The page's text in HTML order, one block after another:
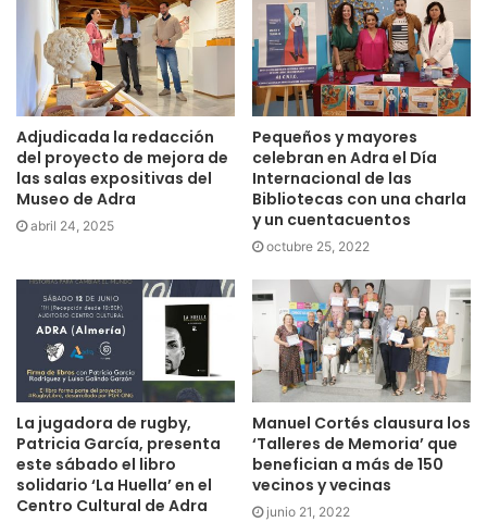
Adjudicada la redacción
del proyecto de mejora de
las salas expositivas del
Museo de Adra
abril 24, 2025
Pequeños y mayores
celebran en Adra el Día
Internacional de las
Bibliotecas con una charla
y un cuentacuentos
octubre 25, 2022
La jugadora de rugby,
Patricia García, presenta
este sábado el libro
solidario ‘La Huella’ en el
Centro Cultural de Adra
Manuel Cortés clausura los
‘Talleres de Memoria’ que
benefician a más de 150
vecinos y vecinas
junio 21, 2022